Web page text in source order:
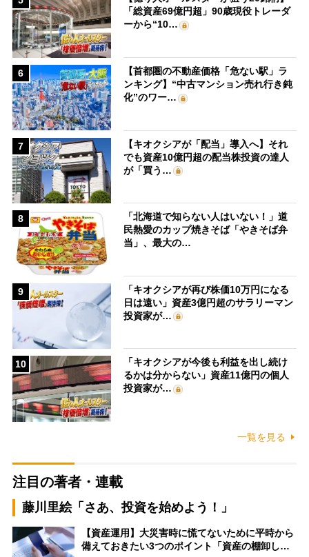
「総資産69億円超」90歳現役トレーダ
ーから“10…
6
【首都圏の不動産価格「危ない駅」ラ
ンキング】“中古マンション売れ行き鈍
化”のワー…
7
【キオクシアが「配当」導入へ】それ
でも資産10億円超の配当株投資の達人
が「買う…
8
「北海道で知らない人はいない！」道
民熱愛のカップ焼きそば「やきそば弁
当」、最大の…
9
「キオクシアが再び株価10万円になる
日は遠い」資産3億円超のサラリーマン
投資家が…
10
「キオクシアが今後も利益を出し続け
るかは分からない」資産11億円の個人
投資家が…
一覧を見る
注目の著者・連載
藤川里絵「さあ、投資を始めよう！」
【資産運用】大災害時に慌てないために平時から
備えておきたい3つのポイント「資産の棚卸し…